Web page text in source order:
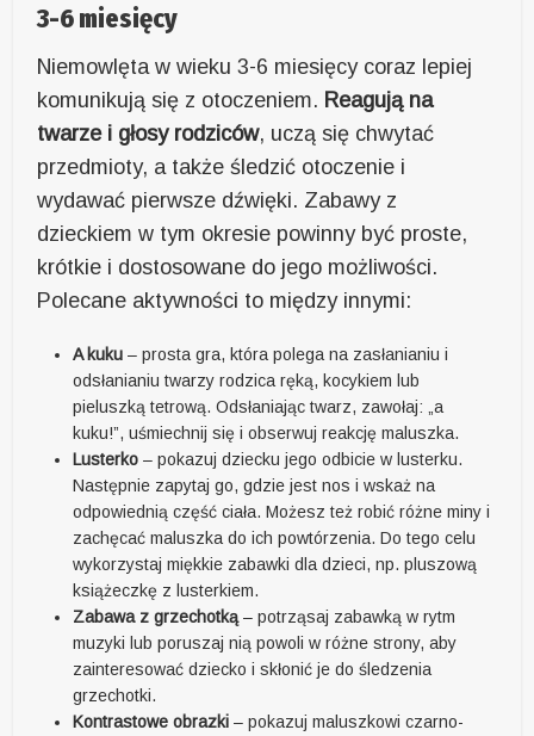
3-6 miesięcy
Niemowlęta w wieku 3-6 miesięcy coraz lepiej
komunikują się z otoczeniem. Reagują na
twarze i głosy rodziców, uczą się chwytać
przedmioty, a także śledzić otoczenie i
wydawać pierwsze dźwięki. Zabawy z
dzieckiem w tym okresie powinny być proste,
krótkie i dostosowane do jego możliwości.
Polecane aktywności to między innymi:
A kuku – prosta gra, która polega na zasłanianiu i
odsłanianiu twarzy rodzica ręką, kocykiem lub
pieluszką tetrową. Odsłaniając twarz, zawołaj: „a
kuku!”, uśmiechnij się i obserwuj reakcję maluszka.
Lusterko – pokazuj dziecku jego odbicie w lusterku.
Następnie zapytaj go, gdzie jest nos i wskaż na
odpowiednią część ciała. Możesz też robić różne miny i
zachęcać maluszka do ich powtórzenia. Do tego celu
wykorzystaj miękkie zabawki dla dzieci, np. pluszową
książeczkę z lusterkiem.
Zabawa z grzechotką– potrząsaj zabawką w rytm
muzyki lub poruszaj nią powoli w różne strony, aby
zainteresować dziecko i skłonić je do śledzenia
grzechotki.
Kontrastowe obrazki – pokazuj maluszkowi czarno-